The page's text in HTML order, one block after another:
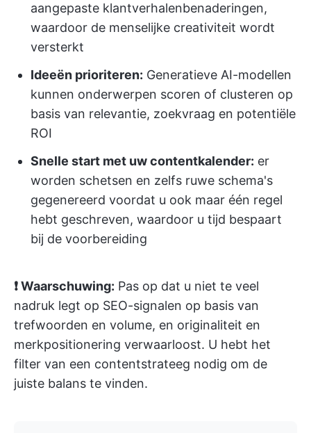
aangepaste klantverhalenbenaderingen,
waardoor de menselijke creativiteit wordt
versterkt
Ideeën prioriteren: Generatieve AI-modellen
kunnen onderwerpen scoren of clusteren op
basis van relevantie, zoekvraag en potentiële
ROI
Snelle start met uw contentkalender: er
worden schetsen en zelfs ruwe schema's
gegenereerd voordat u ook maar één regel
hebt geschreven, waardoor u tijd bespaart
bij de voorbereiding
❗ Waarschuwing: Pas op dat u niet te veel
nadruk legt op SEO-signalen op basis van
trefwoorden en volume, en originaliteit en
merkpositionering verwaarloost. U hebt het
filter van een contentstrateeg nodig om de
juiste balans te vinden.